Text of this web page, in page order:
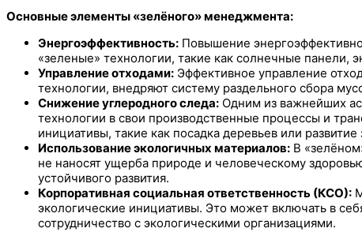
Основные элементы «зелёного» менеджмента:
Энергоэффективность: Повышение
«зеленые» технологии, такие как солнечные панели,
Управление отходами: Эффективное управление
технологии, внедряют систему раздельного сбора
Снижение углеродного следа: Одним из важнейших
технологии в свои производственные процессы и
инициативы, такие как посадка деревьев или
Использование экологичных материалов: В
не наносят ущерба природе и человеческому
устойчивого развития.
Корпоративная социальная ответственность (КСО):
экологические инициативы. Это может включать в
сотрудничество с экологическими организациями.